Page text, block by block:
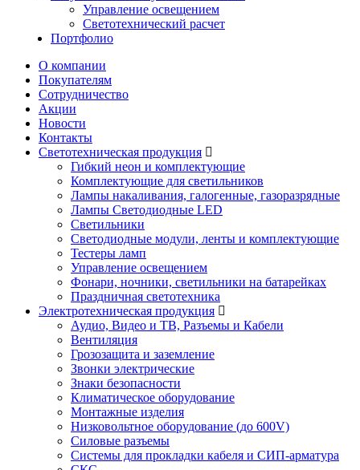
Управление освещением
Светотехнический расчет
Портфолио
О компании
Покупателям
Сотрудничество
Акции
Новости
Контакты
Светотехническая продукция
Гибкий неон и комплектующие
Комплектующие для светильников
Лампы накаливания, галогенные, газоразрядные
Лампы Светодиодные LED
Светильники
Светодиодные модули, ленты и комплектующие
Тестеры ламп
Управление освещением
Фонари, ночники, светильники на батарейках
Праздничная светотехника
Электротехническая продукция
Аудио, Видео и ТВ, Разъемы и Кабели
Вентиляция
Грозозащита и заземление
Звонки электрические
Знаки безопасности
Климатическое оборудование
Монтажные изделия
Низковольтное оборудование (до 600V)
Силовые разъемы
Системы для прокладки кабеля и СИП-арматура